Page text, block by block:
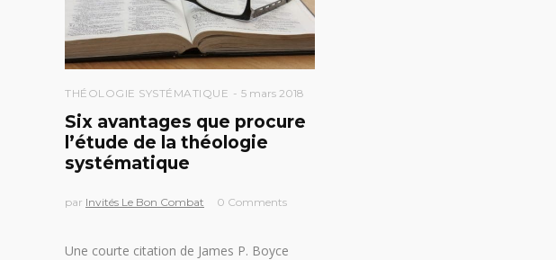
THÉOLOGIE SYSTÉMATIQUE 5 mars 2018
Six avantages que procure
l’étude de la théologie
systématique
par Invités Le Bon Combat 0 Comments
Une courte citation de James P. Boyce